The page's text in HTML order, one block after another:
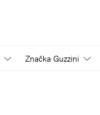
Značka Guzzini